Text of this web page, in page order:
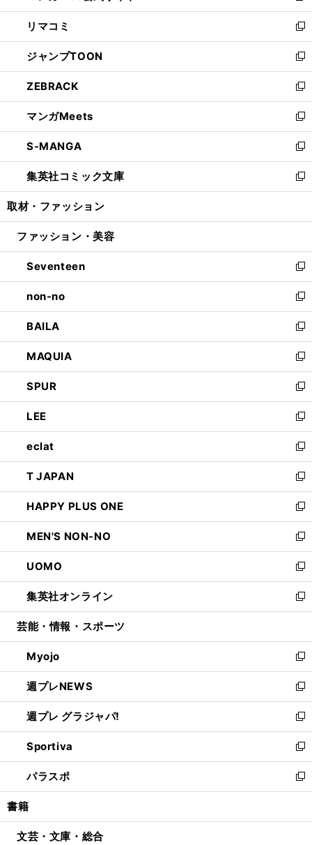
ウ
で
開
く
ン
ド
ウ
で
開
く
ウ
ィ
ン
ド
ウ
で
開
く
し
い
ウ
ィ
ン
ド
ウ
で
開
く
リマコミ
新
し
い
ウ
ィ
ン
ド
ウ
で
開
く
ジャンプTOON
新
し
い
ウ
ィ
ン
ド
ウ
で
開
ZEBRACK
新
し
い
ウ
ィ
ン
ド
ウ
開
マンガMeets
新
し
い
ウ
ィ
ン
ウ
開
く
S-MANGA
新
し
い
ウ
ン
ウ
で
開
く
集英社コミック文庫
新
し
ウ
ン
ド
ウ
で
開
く
取材・ファッション
ファッション・美容
Seventeen
新
し
い
ウ
ィ
ン
ド
ウ
で
開
く
non-no
新
し
い
ウ
ィ
ン
ド
ウ
で
開
く
BAILA
新
し
い
ウ
ィ
ン
ド
ウ
で
開
く
MAQUIA
新
し
い
ウ
ィ
ン
ド
ウ
で
開
く
SPUR
新
し
い
ウ
ィ
ン
ド
ウ
で
開
く
LEE
新
し
い
ウ
ィ
ン
ド
ウ
で
開
く
eclat
新
し
い
ウ
ィ
ン
ド
ウ
で
開
く
T JAPAN
新
し
い
ウ
ィ
ン
ド
ウ
で
開
HAPPY PLUS ONE
新
し
い
ウ
ィ
ン
ド
ウ
開
く
MEN'S NON-NO
新
し
い
ウ
ィ
ン
ウ
で
開
く
UOMO
新
し
い
ウ
ン
ド
ウ
で
開
く
集英社オンライン
新
し
ウ
ィ
ン
ド
ウ
で
開
く
芸能・情報・スポーツ
Myojo
新
し
い
ウ
ィ
ン
ド
ウ
で
開
週プレNEWS
新
し
い
ウ
ィ
ン
ド
ウ
開
週プレ グラジャパ!
新
し
い
ウ
ィ
ン
ウ
Sportiva
新
し
い
ウ
ン
パラスポ
新
し
ウ
書籍
文芸・文庫・総合